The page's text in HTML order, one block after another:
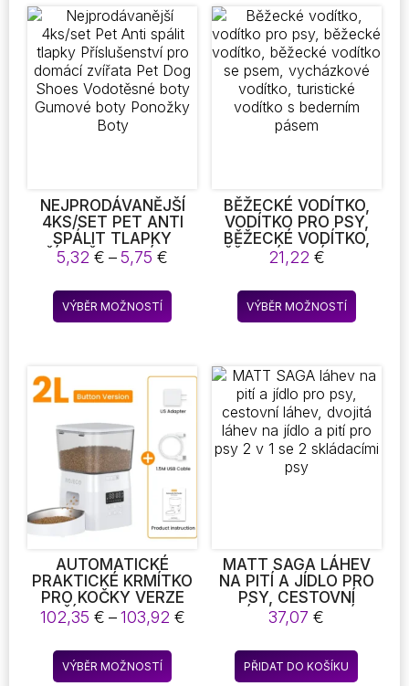
PAD, CAT TRAINING
TAPE, PROTECTOR
FOR COUCH, CARPET,
DOORS, PET & KID
SAFE
variant.
lze
vybrat
na
NEJPRODÁVANĚJŠÍ
4KS/SET PET ANTI
SPÁLIT TLAPKY
PŘÍSLUŠENSTVÍ PRO
DOMÁCÍ ZVÍŘATA PET
DOG SHOES
VODOTĚSNÉ BOTY
GUMOVÉ BOTY
5,32€ – 5,75€
5,32 €
až
VÝBĚR MOŽNOSTÍ
Tento
produkt
variant.
Možnosti
lze
vybrat
na
produktu
BĚŽECKÉ VODÍTKO,
VODÍTKO PRO PSY,
BĚŽECKÉ VODÍTKO,
BĚŽECKÉ VODÍTKO SE
PSEM, VYCHÁZKOVÉ
VODÍTKO, TURISTICKÉ
VODÍTKO S BEDERNÍM
PÁSEM
21,22 €
VÝBĚR MOŽNOSTÍ
Tento
produkt
variant.
lze
vybrat
na
AUTOMATICKÉ
PRAKTICKÉ KRMÍTKO
PRO KOČKY VERZE
TLAČÍTKA AUTO CAT
FOOD DISPENSER
PŘÍSLUŠENSTVÍ
SMART CONTROL
PET FEEDER PRO
102,35 € – 103,92 €Rozpětí
102,35 €
VÝBĚR MOŽNOSTÍ
Tento
produkt
MATT SAGA LÁHEV
NA PITÍ A JÍDLO PRO
PSY, CESTOVNÍ
LÁHEV, DVOJITÁ
LÁHEV NA JÍDLO A
PITÍ PRO PSY 2 V 1 SE
2 SKLÁDACÍMI PSY
37,07€
PŘIDAT DO KOŠÍKU